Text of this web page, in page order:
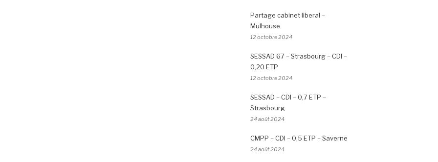
Partage cabinet liberal –
Mulhouse
12 octobre 2024
SESSAD 67 – Strasbourg – CDI –
0,20 ETP
12 octobre 2024
SESSAD – CDI – 0,7 ETP –
Strasbourg
24 août 2024
CMPP – CDI – 0,5 ETP – Saverne
24 août 2024